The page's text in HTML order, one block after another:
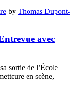
by Thomas Dupont-
avec
sortie de l’École
en scène,